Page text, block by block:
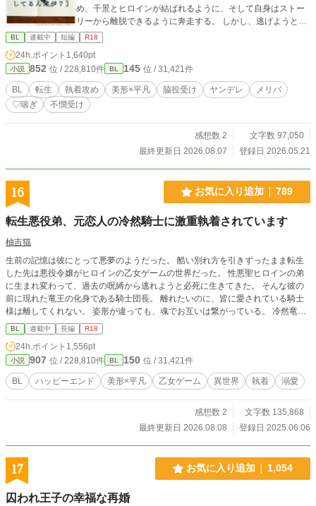
め、千景とヒロインが結ばれるように、そして自身はストー
リーから離脱できるように奔走する。 しかし、逃げようとす
るほど深まっていく義兄の執着。果たして、主人公はヤンデ
レ義兄から逃げ切れるのか？ －－－－－－－－－－－－ ⚠️注
意⚠️ ※R-18【無理矢理、♡喘ぎ、濁点喘ぎ】 ※メイン攻め以
外に襲われるシーン有り(※挿入なし) ※メリバ(監禁、洗脳有
り) ※暴力表現あり(サブ攻めによる)
BL 連載中 短編 R18
24h.ポイント 1,640pt
小説 852 位 / 228,810件 BL 145 位 / 31,421件
BL 転生 執着攻め 美形×平凡 脇役受け ヤンデレ
メリバ
♡喘ぎ
不憫受け
感想数 2
文字数 97,050
最終更新日 2026.08.07
登録日 2026.05.21
16 お気に入り追加 789
転生悪役弟、元恋人の冷然騎士に激重執着されています
柚吉猫
生前の記憶は彼にとって悪夢のようだった。 酷い別れ方を引きずったまま転生
した先は悪役令嬢がヒロインの乙女ゲームの世界だった。 性悪聖ヒロインの弟
に生まれ変わって、過去の呪縛から逃れようと必死に生きてきた。 そんな彼の
前に現れた竜王の化身である騎士団長。 離れたいのに、皆に愛されている騎士
様は離してくれない。 姿形が違っても、魂でお互いは繋がっている。 冷然竜王
BL 連載中 長編 R18
24h.ポイント 1,556pt
小説 907 位 / 228,810件 BL 150 位 / 31,421件
BL ハッピーエンド 美形×平凡 乙女ゲーム 異世界 執着 溺愛
感想数 2
文字数 135,868
最終更新日 2026.08.08
登録日 2025.06.06
17 お気に入り追加 1,054
囚われ王子の幸福な再婚